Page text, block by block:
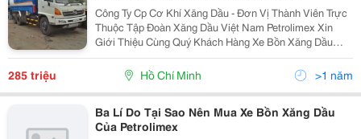
Công Ty Cp Cơ Khí Xăng Dầu - Đơn Vị Thành Viên Trực
Thuộc Tập Đoàn Xăng Dầu Việt Nam Petrolimex Xin
Giới Thiệu Cùng Quý Khách Hàng Xe Bồn Xăng Dầu
Hino 3 Chân Fm8Jnsa 18000 Lít. Bồn Chuyên Chở Xăng
Dầu , Đóng Theo Tiêu Chuẩn Petrolimex Đảm Bảo Phù
285 triệu Hồ Chí Minh >1 năm
Ba Lí Do Tại Sao Nên Mua Xe Bồn Xăng Dầu
Của Petrolimex